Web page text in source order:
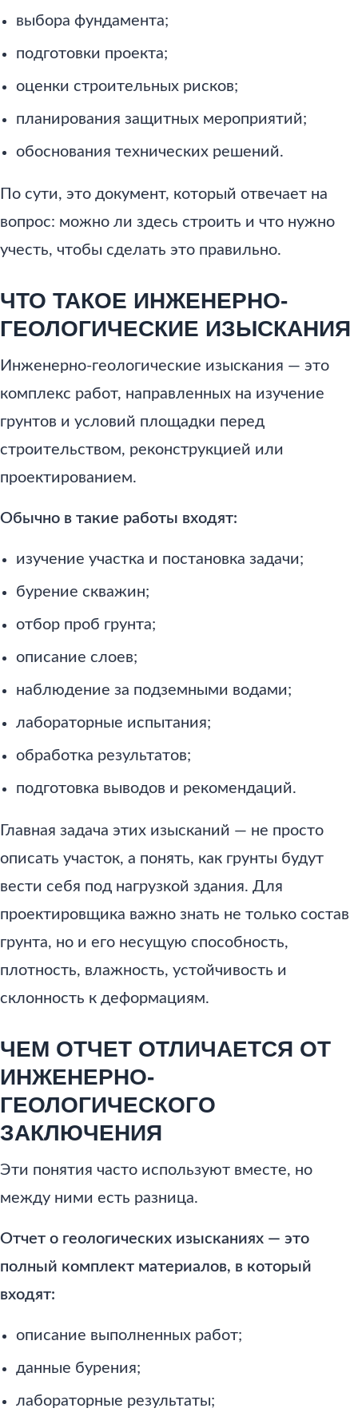
выбора фундамента;
подготовки проекта;
оценки строительных рисков;
планирования защитных мероприятий;
обоснования технических решений.
По сути, это документ, который отвечает на
вопрос: можно ли здесь строить и что нужно
учесть, чтобы сделать это правильно.
ЧТО ТАКОЕ ИНЖЕНЕРНО-
ГЕОЛОГИЧЕСКИЕ ИЗЫСКАНИЯ
Инженерно-геологические изыскания — это
комплекс работ, направленных на изучение
грунтов и условий площадки перед
строительством, реконструкцией или
проектированием.
Обычно в такие работы входят:
изучение участка и постановка задачи;
бурение скважин;
отбор проб грунта;
описание слоев;
наблюдение за подземными водами;
лабораторные испытания;
обработка результатов;
подготовка выводов и рекомендаций.
Главная задача этих изысканий — не просто
описать участок, а понять, как грунты будут
вести себя под нагрузкой здания. Для
проектировщика важно знать не только состав
грунта, но и его несущую способность,
плотность, влажность, устойчивость и
склонность к деформациям.
ЧЕМ ОТЧЕТ ОТЛИЧАЕТСЯ ОТ
ИНЖЕНЕРНО-
ГЕОЛОГИЧЕСКОГО
ЗАКЛЮЧЕНИЯ
Эти понятия часто используют вместе, но
между ними есть разница.
Отчет о геологических изысканиях — это
полный комплект материалов, в который
входят:
описание выполненных работ;
данные бурения;
лабораторные результаты;